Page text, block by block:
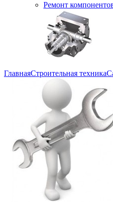
Ремонт
ГлавнаяСтроительная техника